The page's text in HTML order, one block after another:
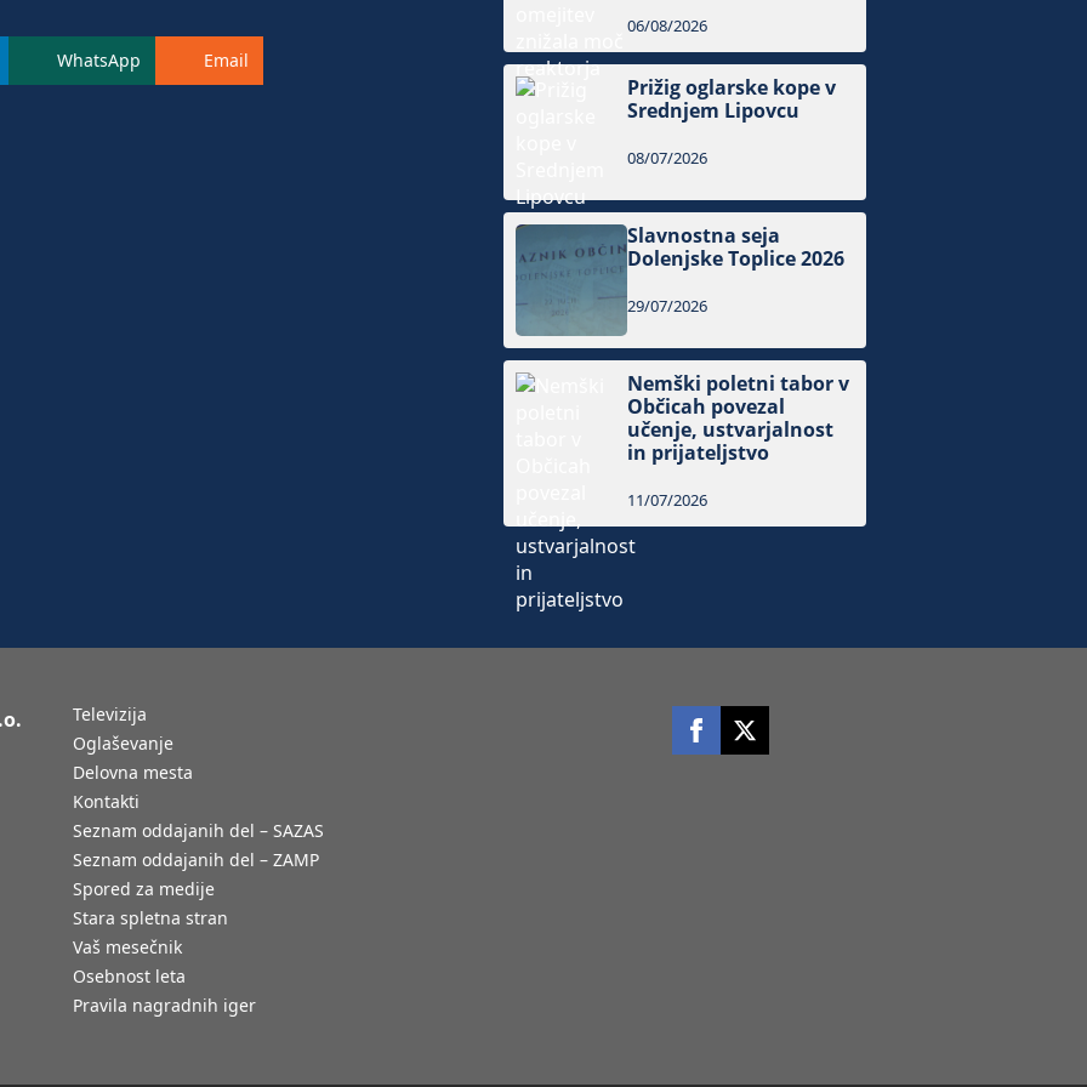
WhatsApp Email
06/08/2026
Prižig oglarske kope v
Srednjem Lipovcu
08/07/2026
Slavnostna seja
Dolenjske Toplice 2026
29/07/2026
Nemški poletni tabor v
Občicah povezal
učenje, ustvarjalnost
in prijateljstvo
11/07/2026
Televizija
Oglaševanje
Delovna mesta
Kontakti
Seznam oddajanih del – SAZAS
Seznam oddajanih del – ZAMP
Spored za medije
Stara spletna stran
Vaš mesečnik
Osebnost leta
Pravila nagradnih iger